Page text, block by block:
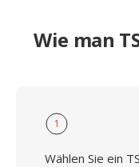
Wie man
1
Wählen Sie ein